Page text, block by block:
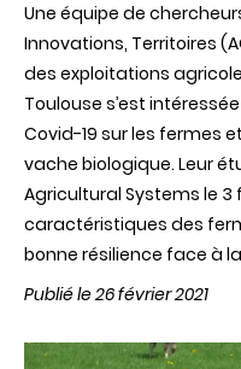
Une équipe de
Innovations, Territoires
des exploitations
Toulouse s’est
Covid-19 sur les fermes
vache biologique. Leur
Agricultural Systems le 3
caractéristiques des
bonne résilience face à
Publié le 26 février 2021